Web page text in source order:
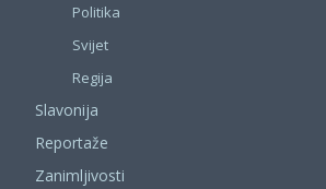
Politika
Svijet
Regija
Slavonija
Reportaže
Zanimljivosti